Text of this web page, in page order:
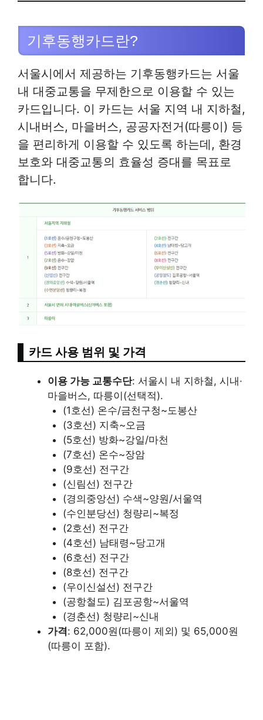
기후동행카드란?
서울시에서 제공하는 기후동행카드는 서울
내 대중교통을 무제한으로 이용할 수 있는
카드입니다. 이 카드는 서울 지역 내 지하철,
시내버스, 마을버스, 공공자전거(따릉이) 등
을 편리하게 이용할 수 있도록 하는데, 환경
보호와 대중교통의 효율성 증대를 목표로
합니다.
카드 사용 범위 및 가격
이용 가능 교통수단: 서울시 내 지하철, 시내·
마을버스, 따릉이(선택적).
(1호선) 온수/금천구청~도봉산
(3호선) 지축~오금
(5호선) 방화~강일/마천
(7호선) 온수~장암
(9호선) 전구간
(신림선) 전구간
(경의중앙선) 수색~양원/서울역
(수인분당선) 청량리~복정
(2호선) 전구간
(4호선) 남태령~당고개
(6호선) 전구간
(8호선) 전구간
(우이신설선) 전구간
(공항철도) 김포공항~서울역
(경춘선) 청량리~신내
가격: 62,000원(따릉이 제외) 및 65,000원
(따릉이 포함).